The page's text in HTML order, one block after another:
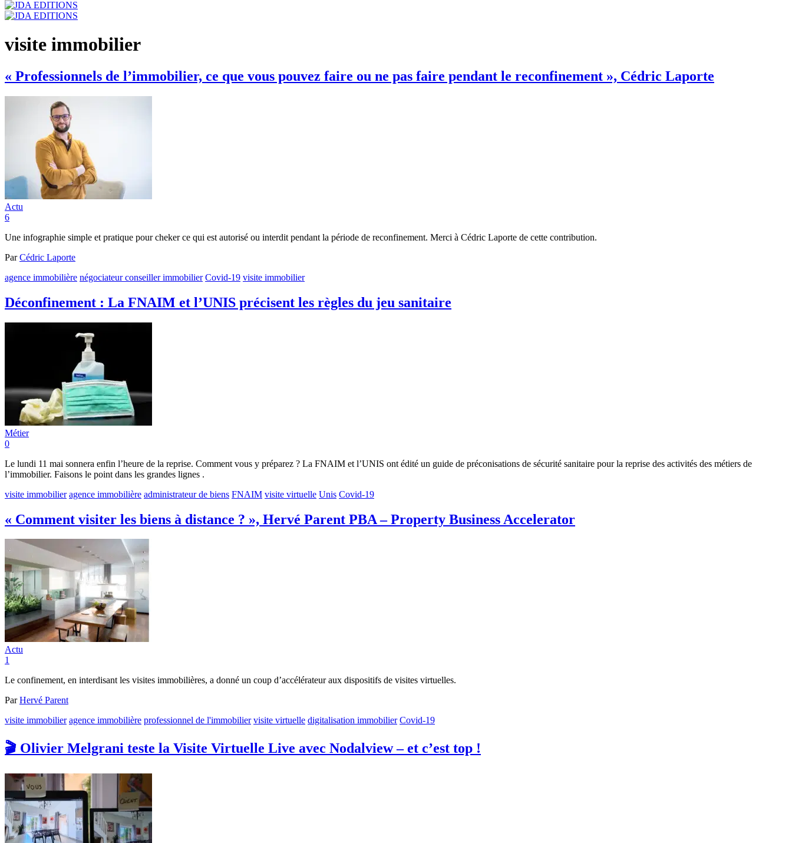
visite immobilier
« Professionnels de l’immobilier, ce que vous pouvez faire ou ne pas faire pendant le reconfinement », Cédric Laporte
Actu
6
Une infographie simple et pratique pour cheker ce qui est autorisé ou interdit pendant la période de reconfinement. Merci à Cédric Laporte de cette contribution.
ParCédric Laporte
agence immobilière négociateur conseiller immobilier Covid-19 visite immobilier
Déconfinement : La FNAIM et l’UNIS précisent les règles du jeu sanitaire
Métier
0
Le lundi 11 mai sonnera enfin l’heure de la reprise. Comment vous y préparez ? La FNAIM et l’UNIS ont édité un guide de préconisations de sécurité sanitaire pour la reprise des activités des métiers de
l’immobilier. Faisons le point dans les grandes lignes .
visite immobilier agence immobilière administrateur de biens FNAIM visite virtuelle Unis Covid-19
« Comment visiter les biens à distance ? », Hervé Parent PBA – Property Business Accelerator
Actu
1
Le confinement, en interdisant les visites immobilières, a donné un coup d’accélérateur aux dispositifs de visites virtuelles.
ParHervé Parent
visite immobilier agence immobilière professionnel de l'immobilier visite virtuelle digitalisation immobilier Covid-19
🎬 Olivier Melgrani teste la Visite Virtuelle Live avec Nodalview – et c’est top !